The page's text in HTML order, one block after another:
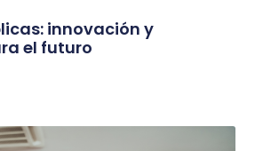
innovación y
el futuro